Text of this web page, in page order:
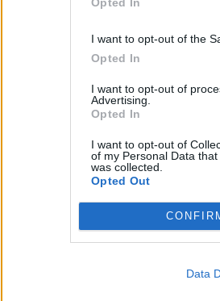
I want to opt-out of the
Opted In
I want to opt-out of
Advertising.
Opted In
I want to opt-out of
of my Personal Data
was collected.
Opted Out
Data